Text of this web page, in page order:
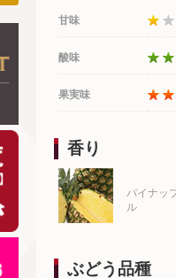
甘味
酸味
果実味
香り
パイナッ
ル
ぶどう品種